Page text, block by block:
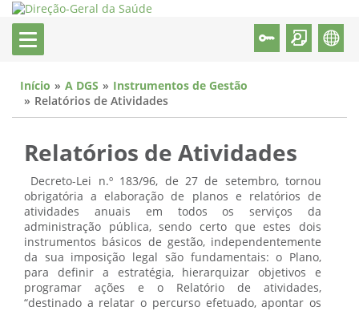
Início A DGS
Instrumentos de Gestão
Relatórios de Atividades
Relatórios de Atividades
Decreto-Lei n.º 183/96, de 27 de setembro, tornou
obrigatória a elaboração de planos e relatórios de
atividades anuais em todos os serviços da
administração pública, sendo certo que estes dois
instrumentos básicos de gestão, independentemente
da sua imposição legal são fundamentais: o Plano,
para definir a estratégia, hierarquizar objetivos e
programar ações e o Relatório de atividades,
“destinado a relatar o percurso efetuado, apontar os